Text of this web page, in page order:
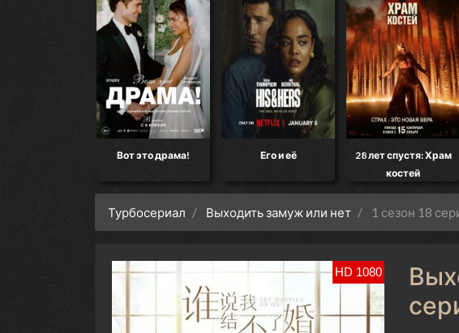
Вот это драма! Его и её
28 лет спустя: Храм
костей
Турбосериал Выходить замуж или нет 1 сезон 18
HD 1080